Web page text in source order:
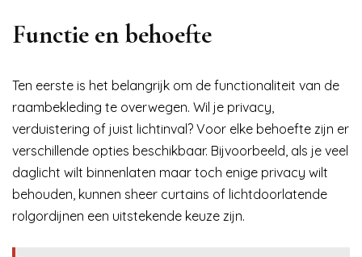
Functie en behoefte
Ten eerste is het belangrijk om de functionaliteit van de
raambekleding te overwegen. Wil je privacy,
verduistering of juist lichtinval? Voor elke behoefte zijn er
verschillende opties beschikbaar. Bijvoorbeeld, als je veel
daglicht wilt binnenlaten maar toch enige privacy wilt
behouden, kunnen sheer curtains of lichtdoorlatende
rolgordijnen een uitstekende keuze zijn.